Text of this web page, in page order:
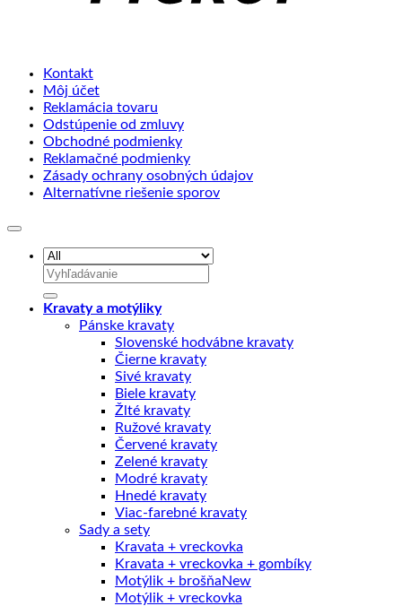
Kontakt
Môj účet
Reklamácia tovaru
Odstúpenie od zmluvy
Obchodné podmienky
Reklamačné podmienky
Zásady ochrany osobných údajov
Alternatívne riešenie sporov
Hľadať:
Kravaty a motýliky
Pánske kravaty
Slovenské hodvábne kravaty
Čierne kravaty
Sivé kravaty
Biele kravaty
Žlté kravaty
Ružové kravaty
Červené kravaty
Zelené kravaty
Modré kravaty
Hnedé kravaty
Viac-farebné kravaty
Sady a sety
Kravata + vreckovka
Kravata + vreckovka + gombíky
Motýlik + brošňa
Motýlik + vreckovka